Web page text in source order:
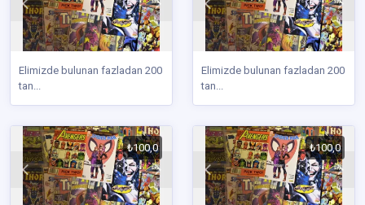
Elimizde bulunan fazladan 200
tan...
Elimizde bulunan fazladan 200
tan...
₺100,0 ₺100,0